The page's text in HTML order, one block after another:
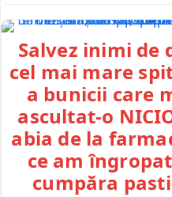
Salvez inimi de
cel mai mare
a bunicii care
ascultat-o
abia de la
ce am
cumpăra